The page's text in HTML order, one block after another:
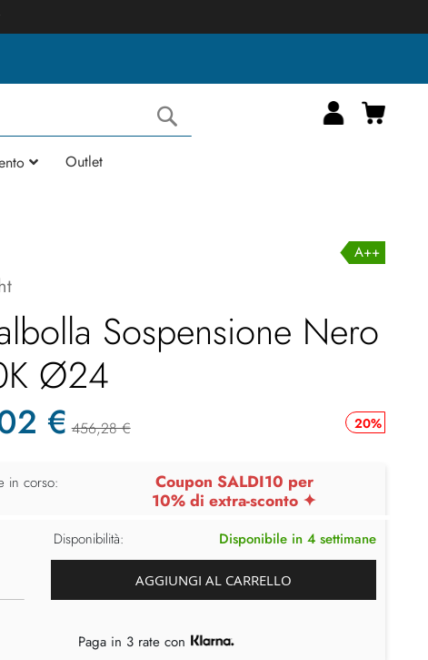
Cerca
Carrello
Outlet
A++
Sospensione Nero
Ø24
20%
€ 456,28 €
in corso:
Coupon SALDI10 per
10% di extra-sconto ✦
Disponibilità: Disponibile in 4 settimane
AGGIUNGI AL CARRELLO
Paga in 3 rate con